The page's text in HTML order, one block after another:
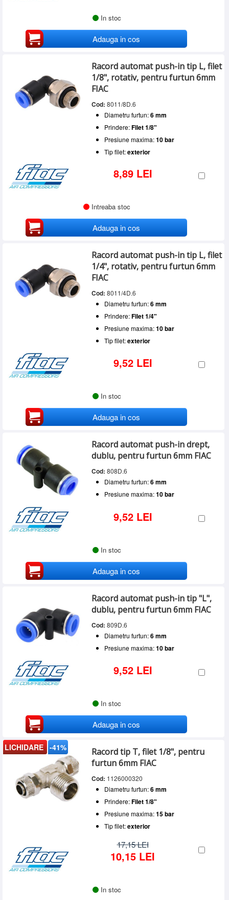
In stoc
Adauga in cos
Racord automat push-in tip L, filet
1/8", rotativ, pentru furtun 6mm
FIAC
Cod: 8011/8D.6
Diametru furtun:6 mm
Prindere:Filet 1/8"
Presiune maxima:10 bar
Tip filet:exterior
8,89 LEI
Intreaba stoc
Adauga in cos
Racord automat push-in tip L, filet
1/4", rotativ, pentru furtun 6mm
FIAC
Cod: 8011/4D.6
Diametru furtun:6 mm
Prindere:Filet 1/4"
Presiune maxima:10 bar
Tip filet:exterior
9,52 LEI
In stoc
Adauga in cos
Racord automat push-in drept,
dublu, pentru furtun 6mm FIAC
Cod: 808D.6
Diametru furtun:6 mm
Presiune maxima:10 bar
9,52 LEI
In stoc
Adauga in cos
Racord automat push-in tip "L",
dublu, pentru furtun 6mm FIAC
Cod: 809D.6
Diametru furtun:6 mm
Presiune maxima:10 bar
9,52 LEI
In stoc
Adauga in cos
LICHIDARE -41%
Racord tip T, filet 1/8", pentru
furtun 6mm FIAC
Cod: 1126000320
Diametru furtun:6 mm
Prindere:Filet 1/8"
Presiune maxima:15 bar
Tip filet:exterior
17,15 LEI
10,15 LEI
In stoc